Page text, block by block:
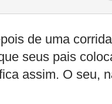
de uma
seus pais
assim. O seu,